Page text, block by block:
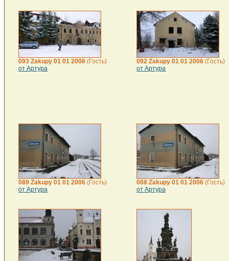
093 Zakupy 01 01 2006 (Гость)
от Артура
092 Zakupy 01 01 2006 (Гость)
от Артура
089 Zakupy 01 01 2006 (Гость)
от Артура
088 Zakupy 01 01 2006 (Гость)
от Артура